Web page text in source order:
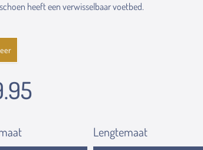
heeft een verwisselbaar voetbed.
Lengtemaat